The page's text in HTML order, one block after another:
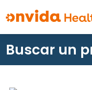
¿Qué
encontrar?
Buscar un